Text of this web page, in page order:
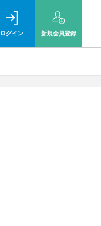
ログイン 新規会員登録